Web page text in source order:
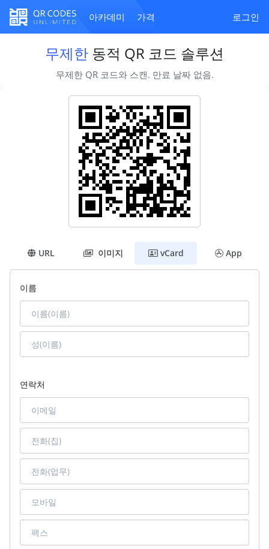
아카데미 가격 로그인
무제한 동적 QR 코드 솔루션
무제한 QR 코드와 스캔. 만료 날짜 없음.
URL 이미지 vCard App
이름
연락처